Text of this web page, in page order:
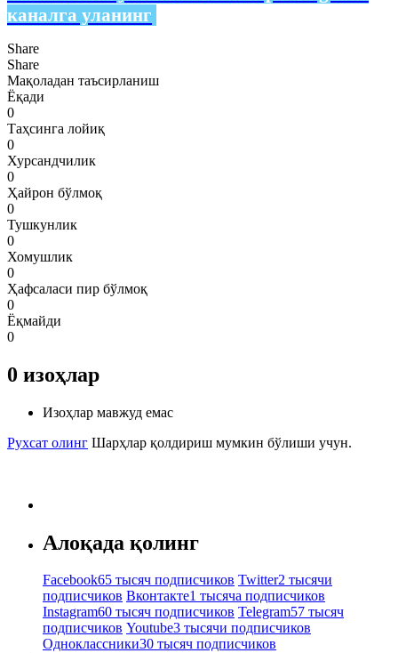
каналга уланинг
Share
Share
Мақоладан таъсирланиш
Ёқади
0
Таҳсинга лойиқ
0
Хурсандчилик
0
Ҳайрон бўлмоқ
0
Тушкунлик
0
Хомушлик
0
Ҳафсаласи пир бўлмоқ
0
Ёқмайди
0
0 изоҳлар
Изоҳлар мавжуд емас
Рухсат олинг Шарҳлар қолдириш мумкин бўлиши учун.
Алоқада қолинг
Facebook65 тысяч подписчиков Twitter2 тысячи
подписчиков Вконтакте1 тысяча подписчиков
Instagram60 тысяч подписчиков Telegram57 тысяч
подписчиков Youtube3 тысячи подписчиков
Одноклассники30 тысяч подписчиков